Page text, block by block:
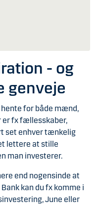
- og
genveje
for både mænd,
er fx fællesskaber,
set enhver tænkelig
lettere at stille
man investerer.
end nogensinde at
kan du fx komme i
June eller